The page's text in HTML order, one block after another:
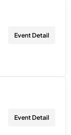
Event Detail
Event Detail